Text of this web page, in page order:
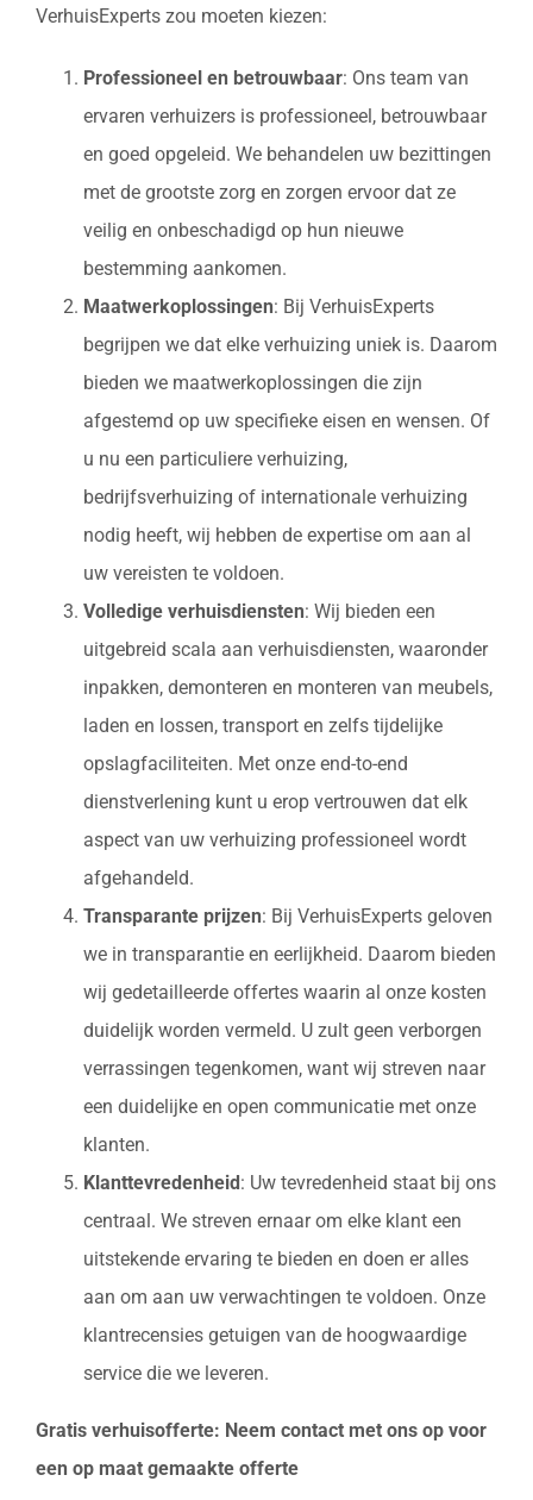
VerhuisExperts zou moeten kiezen:
Professioneel en betrouwbaar: Ons team van
ervaren verhuizers is professioneel, betrouwbaar
en goed opgeleid. We behandelen uw bezittingen
met de grootste zorg en zorgen ervoor dat ze
veilig en onbeschadigd op hun nieuwe
bestemming aankomen.
Maatwerkoplossingen: Bij VerhuisExperts
begrijpen we dat elke verhuizing uniek is. Daarom
bieden we maatwerkoplossingen die zijn
afgestemd op uw specifieke eisen en wensen. Of
u nu een particuliere verhuizing,
bedrijfsverhuizing of internationale verhuizing
nodig heeft, wij hebben de expertise om aan al
uw vereisten te voldoen.
Volledige verhuisdiensten: Wij bieden een
uitgebreid scala aan verhuisdiensten, waaronder
inpakken, demonteren en monteren van meubels,
laden en lossen, transport en zelfs tijdelijke
opslagfaciliteiten. Met onze end-to-end
dienstverlening kunt u erop vertrouwen dat elk
aspect van uw verhuizing professioneel wordt
afgehandeld.
Transparante prijzen: Bij VerhuisExperts geloven
we in transparantie en eerlijkheid. Daarom bieden
wij gedetailleerde offertes waarin al onze kosten
duidelijk worden vermeld. U zult geen verborgen
verrassingen tegenkomen, want wij streven naar
een duidelijke en open communicatie met onze
klanten.
Klanttevredenheid : Uw tevredenheid staat bij ons
centraal. We streven ernaar om elke klant een
uitstekende ervaring te bieden en doen er alles
aan om aan uw verwachtingen te voldoen. Onze
klantrecensies getuigen van de hoogwaardige
service die we leveren.
Gratis verhuisofferte: Neem contact met ons op voor
een op maat gemaakte offerte